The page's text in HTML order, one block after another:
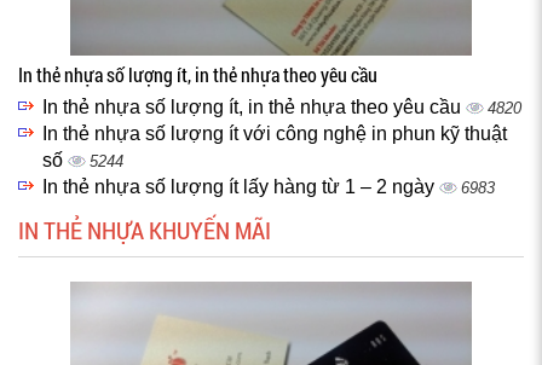
In thẻ nhựa số lượng ít, in thẻ nhựa theo yêu cầu
In thẻ nhựa số lượng ít, in thẻ nhựa theo yêu cầu 4820
In thẻ nhựa số lượng ít với công nghệ in phun kỹ thuật
số
5244
In thẻ nhựa số lượng ít lấy hàng từ 1 – 2 ngày 6983
IN THẺ NHỰA KHUYẾN MÃI